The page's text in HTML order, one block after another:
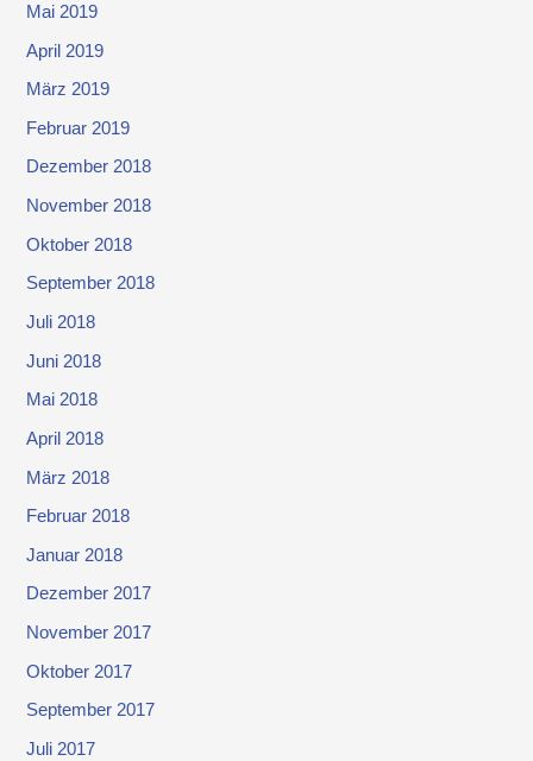
Mai 2019
April 2019
März 2019
Februar 2019
Dezember 2018
November 2018
Oktober 2018
September 2018
Juli 2018
Juni 2018
Mai 2018
April 2018
März 2018
Februar 2018
Januar 2018
Dezember 2017
November 2017
Oktober 2017
September 2017
Juli 2017